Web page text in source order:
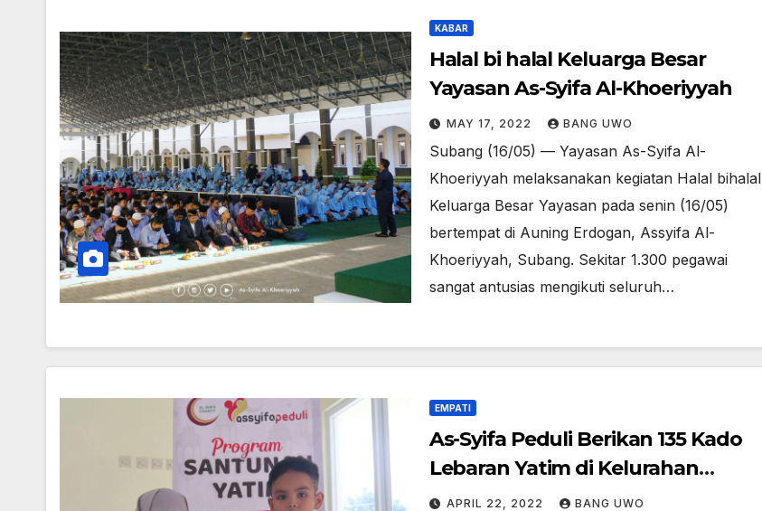
KABAR
Halal bi halal Keluarga Besar
Yayasan As-Syifa Al-Khoeriyyah
MAY 17, 2022 BANG UWO
Subang (16/05) — Yayasan As-Syifa Al-
Khoeriyyah melaksanakan kegiatan Halal bihalal
Keluarga Besar Yayasan pada senin (16/05)
bertempat di Auning Erdogan, Assyifa Al-
Khoeriyyah, Subang. Sekitar 1.300 pegawai
sangat antusias mengikuti seluruh…
EMPATI
As-Syifa Peduli Berikan 135 Kado
Lebaran Yatim di Kelurahan
Wanareja dan Desa Cibogo
APRIL 22, 2022 BANG UWO